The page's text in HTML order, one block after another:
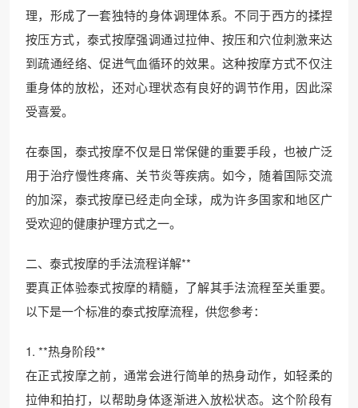
理，形成了一套独特的身体调理体系。不同于西方的揉捏
按压方式，泰式按摩强调通过拉伸、按压和穴位刺激来达
到疏通经络、促进气血循环的效果。这种按摩方式不仅注
重身体的放松，还对心理状态有良好的调节作用，因此深
受喜爱。
在泰国，泰式按摩不仅是日常保健的重要手段，也被广泛
用于治疗慢性疼痛、关节炎等疾病。如今，随着国际交流
的加深，泰式按摩已经走向全球，成为许多国家和地区广
受欢迎的健康护理方式之一。
二、泰式按摩的手法流程详解**
要真正体验泰式按摩的精髓，了解其手法流程至关重要。
以下是一个标准的泰式按摩流程，供您参考：
1. **热身阶段**
在正式按摩之前，通常会进行简单的热身动作，如轻柔的
拉伸和拍打，以帮助身体逐渐进入放松状态。这个阶段有